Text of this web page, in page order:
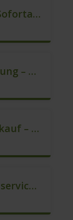
Berater Im Vertrieb Als Sofortanstellung (m/w/d)
Verkäufer In Festanstellung – Top Gehalt (m/w/d)
Mitarbeiter Für Den Verkauf – Quereinstieg Möglich (m/w/d)
Berater Für Den Kundenservice (Außendienst) (m/w/d)